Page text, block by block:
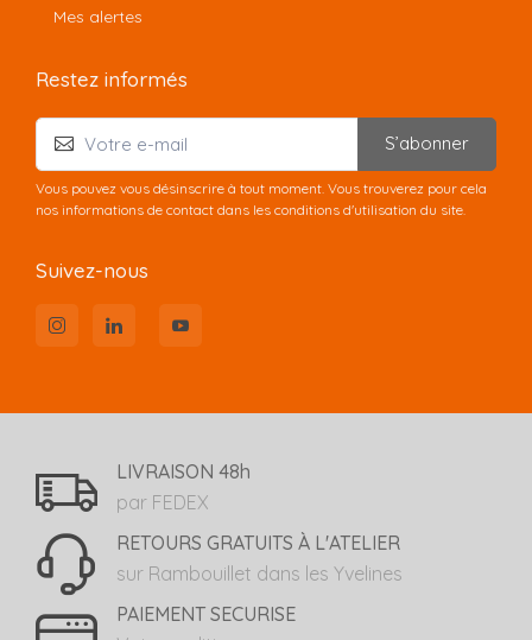
Mes alertes
Restez informés
S’abonner
Vous pouvez vous désinscrire à tout moment. Vous trouverez pour cela
nos informations de contact dans les conditions d'utilisation du site.
Suivez-nous
LIVRAISON 48h
par FEDEX
RETOURS GRATUITS À L'ATELIER
sur Rambouillet dans les Yvelines
PAIEMENT SECURISE